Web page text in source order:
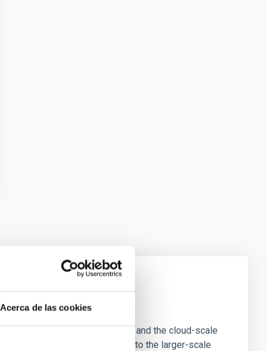
Acerca de las cookies
Scales
of star-forming dense cores and the cloud-scale
appear random with respect to the larger-scale